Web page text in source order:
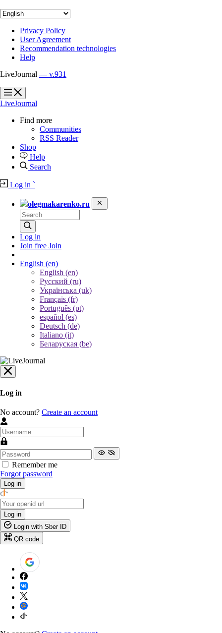
Privacy Policy
User Agreement
Recommendation technologies
Help
LiveJournal — v.931
?
?
LiveJournal
Find more
Communities
RSS Reader
Shop
Help
Search
Log in `
olegmakarenko.ru
Log in
Join free Join
English (en)
English (en)
Русский (ru)
Українська (uk)
Français (fr)
Português (pt)
español (es)
Deutsch (de)
Italiano (it)
Беларуская (be)
Log in
No account? Create an account
Remember me
Forgot password
Log in
Log in
Login with Sber ID
QR code